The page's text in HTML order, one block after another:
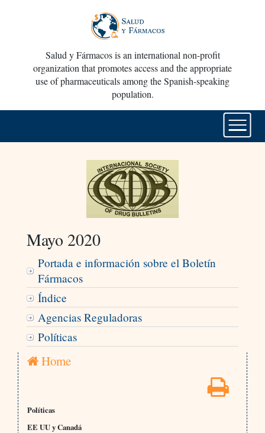
Salud y Fármacos is an international non-profit
organization that promotes access and the appropriate
use of pharmaceuticals among the Spanish-speaking
population.
Mayo 2020
Portada e información sobre el Boletín
Fármacos
Índice
Agencias Reguladoras
Políticas
Home
Políticas
EE UU y Canadá